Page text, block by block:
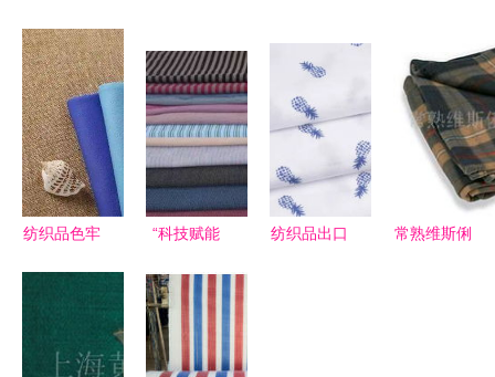
国际家用纺
织品产品设
计大赛获奖
作品公示
针织品及原
料批发的创
年中国纺织
品博览会组
织奖，助力
针织品原料
批发新辉煌
聚焦针织品
抗菌剂
Silvadur
ET 纺织科
技的新篇章
纺织品色牢
批发中的关
“科技赋能
带你走进神
奇的功能性
纺织品世
纺织品出口
常熟维斯俐